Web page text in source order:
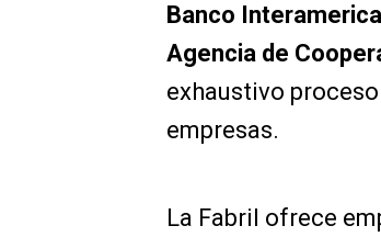
Banco
Agencia de
exhaustivo
empresas.
La Fabril ofrece